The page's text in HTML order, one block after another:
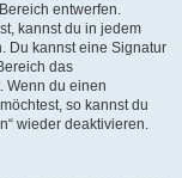
entwerfen.
kannst du in jedem
Du kannst eine Signatur
das
Wenn du einen
so kannst du
wieder deaktivieren.